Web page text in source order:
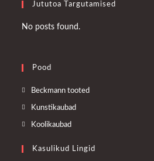
Jututoa Targutamised
No posts found.
Pood
Beckmann tooted
tab
Kunstikaubad
new
Koolikaubad
a
Kasulikud Lingid